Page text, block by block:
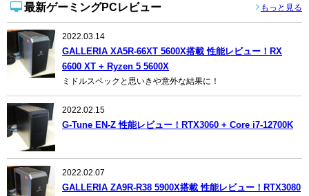
最新ゲーミングPCレビュー もっと見る
2022.03.14
GALLERIA XA5R-66XT 5600X搭載 性能レビュー！RX
6600 XT + Ryzen 5 5600X
ミドルスペックと思いきや意外な結果に！
2022.02.15
G-Tune EN-Z 性能レビュー！RTX3060 + Core i7-12700K
2022.02.07
GALLERIA ZA9R-R38 5900X搭載 性能レビュー！RTX3080